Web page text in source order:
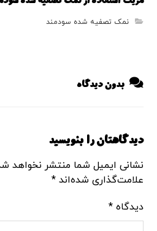
نمک تصفیه شده سودمند
بدون دیدگاه
دیدگاهتان را بنویسید
نشانی ایمیل شما منتشر نخواهد
علامت‌گذاری شده‌اند*
دیدگاه*